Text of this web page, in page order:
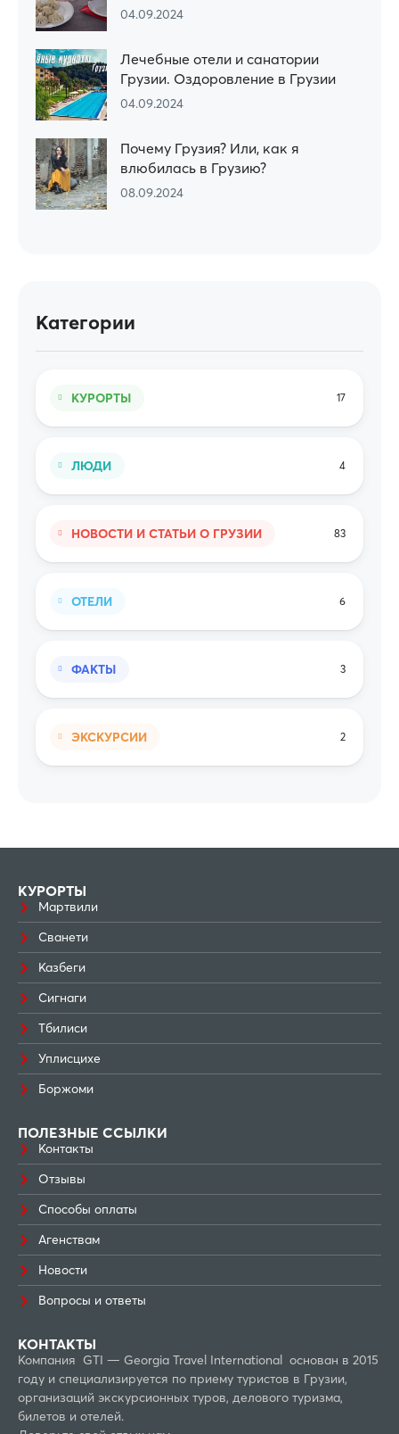
04.09.2024
Лечебные отели и санатории
Грузии. Оздоровление в Грузии
04.09.2024
Почему Грузия? Или, как я
влюбилась в Грузию?
08.09.2024
Категории
КУРОРТЫ 17
ЛЮДИ 4
НОВОСТИ И СТАТЬИ О ГРУЗИИ 83
ОТЕЛИ 6
ФАКТЫ 3
ЭКСКУРСИИ 2
КОНТАКТЫ
Компания GTI — Georgia Travel International основан в 2015
году и специализируется по приему туристов в Грузии,
организаций экскурсионных туров, делового туризма,
билетов и отелей.
КУРОРТЫ
Мартвили
Сванети
Казбеги
Сигнаги
Тбилиси
Уплисцихе
Боржоми
ПОЛЕЗНЫЕ ССЫЛКИ
Контакты
Отзывы
Способы оплаты
Агенствам
Новости
Вопросы и ответы